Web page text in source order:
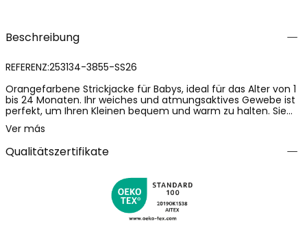
Beschreibung
REFERENZ:253134-3855-SS26
Orangefarbene Strickjacke für Babys, ideal für das Alter von 1
bis 24 Monaten. Ihr weiches und atmungsaktives Gewebe ist
perfekt, um Ihren Kleinen bequem und warm zu halten. Sie
zeichnet sich durch eine lebendige Farbe aus, die einen
fröhlichen Akzent setzt, mit gestickten Tierdetails, die einen
besonderen Charme verleihen. Enthält eine Kapuze für
zusätzlichen Schutz an kühleren Sommertagen und im
Handhabung erleichtert. Ein vielseitiger und stilvoller Artikel,
perfekt zum Kombinieren mit anderen Outfits und um der
täglichen Garderobe Ihres Babys Wärme und Stil zu verleihen.
Ver más
Qualitätszertifikate